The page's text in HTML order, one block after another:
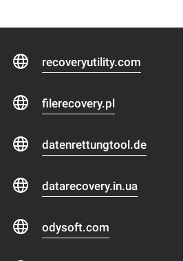
recoveryutility.com
filerecovery.pl
datenrettungtool.de
datarecovery.in.ua
odysoft.com